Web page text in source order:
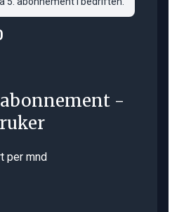
-
per mnd